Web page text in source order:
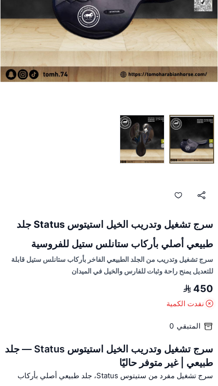
سرج تشغيل وتدريب الخيل استيتوس Status جلد
طبيعي أصلي بأركاب ستانلس ستيل للفروسية
سرج تشغيل وتدريب من الجلد الطبيعي الفاخر بأركاب ستانلس ستيل قابلة
للتعديل يمنح راحة وثبات للفارس والخيل في الميدان
450
نفدت الكمية
المتبقي 0
سرج تشغيل وتدريب الخيل استيتوس Status — جلد
طبيعي | غير متوفر حاليًا
سرج تشغيل مفرد من ستيتوس Status، جلد طبيعي أصلي بأركاب